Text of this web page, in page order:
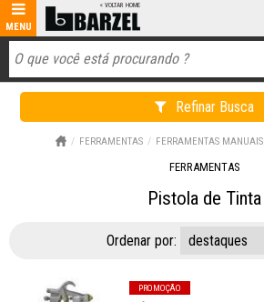
Refinar Busca
FERRAMENTAS FERRAMENTAS MANUAIS
FERRAMENTAS
Pistola de Tinta
Ordenar por:
PROMOÇÃO